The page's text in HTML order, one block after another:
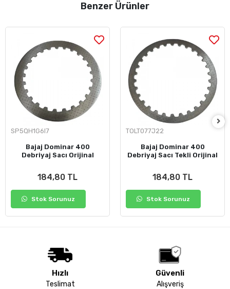
Benzer Ürünler
SP5QH1G6I7
Bajaj Dominar 400
Debriyaj Sacı Orijinal
184,80 TL
Stok Sorunuz
TOLT077J22
Bajaj Dominar 400
Debriyaj Sacı Tekli Orijinal
184,80 TL
Stok Sorunuz
Hızlı
Teslimat
Güvenli
Alışveriş